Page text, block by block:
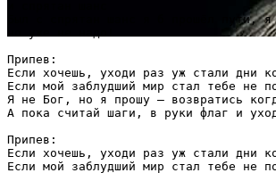
Был с спрятан шанс я б прошёл пути,
Припев:
Если хочешь, уходи раз уж стали дни
Если мой заблудший мир стал тебе не
Я не Бог, но я прошу — возвратись
А пока считай шаги, в руки флаг и
Припев:
Если хочешь, уходи раз уж стали дни
Если мой заблудший мир стал тебе не